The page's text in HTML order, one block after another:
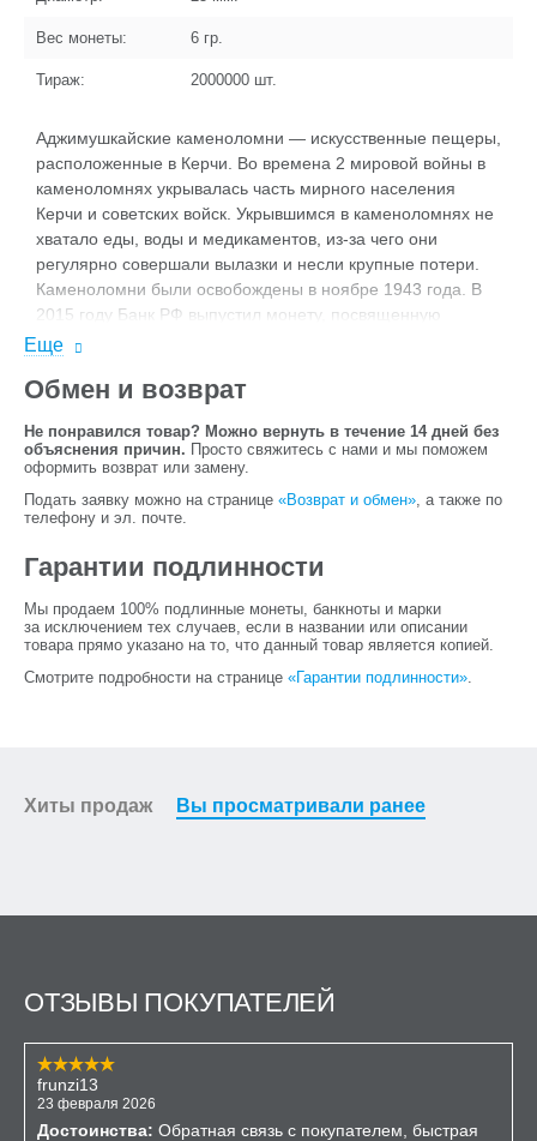
Вес монеты: 6 гр.
Тираж: 2000000 шт.
Аджимушкайские каменоломни — искусственные пещеры,
расположенные в Керчи. Во времена 2 мировой войны в
каменоломнях укрывалась часть мирного населения
Керчи и советских войск. Укрывшимся в каменоломнях не
хватало еды, воды и медикаментов, из-за чего они
регулярно совершали вылазки и несли крупные потери.
Каменоломни были освобождены в ноябре 1943 года. В
2015 году Банк РФ выпустил монету, посвященную
героической обороне Аджимушкайских каменоломен.
Еще
Обмен и возврат
Не понравился товар? Можно вернуть в течение 14 дней без
объяснения причин. Просто свяжитесь с нами и мы поможем
оформить возврат или замену.
Подать заявку можно на странице «Возврат и обмен», а также по
телефону и эл. почте.
Гарантии подлинности
Мы продаем 100% подлинные монеты, банкноты и марки
за исключением тех случаев, если в названии или описании
товара прямо указано на то, что данный товар является копией.
Смотрите подробности на странице «Гарантии подлинности».
Хиты продаж Вы просматривали ранее
ОТЗЫВЫ ПОКУПАТЕЛЕЙ
frunzi13
23 февраля 2026
Достоинства: Обратная связь с покупателем, быстрая